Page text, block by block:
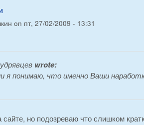
on пт, 27/02/2009 - 13:31
wrote:
я понимаю, что именно Ваши
сайте, но подозреваю что слишком